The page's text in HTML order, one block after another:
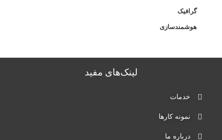
گرافیک
هوشمندسازی
لینک‌های مفید‌
خدمات
نمونه کارها
درباره ما